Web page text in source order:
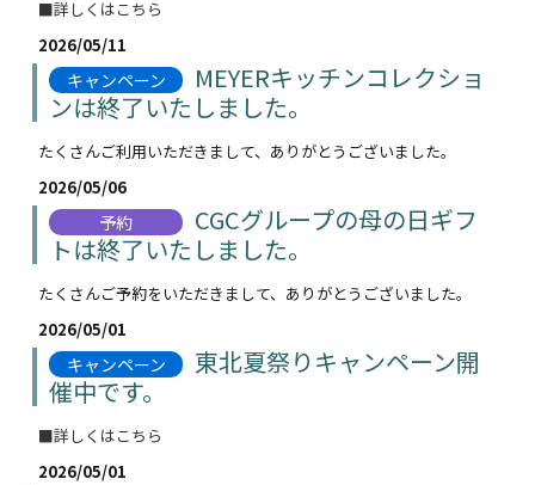
■詳しくはこちら
2026/05/11
キャンペーン
MEYERキッチンコレクショ
ンは終了いたしました。
たくさんご利用いただきまして、ありがとうございました。
2026/05/06
予約
CGCグループの母の日ギフ
トは終了いたしました。
たくさんご予約をいただきまして、ありがとうございました。
2026/05/01
キャンペーン
東北夏祭りキャンペーン開
催中です。
■詳しくはこちら
2026/05/01